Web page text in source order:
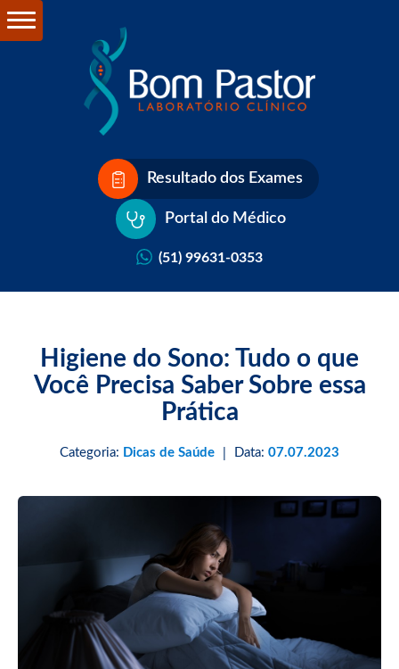
Resultado dos Exames
Portal do Médico
(51) 99631-0353
Higiene do Sono: Tudo o que
Você Precisa Saber Sobre essa
Prática
Categoria: Dicas de Saúde Data: 07.07.2023